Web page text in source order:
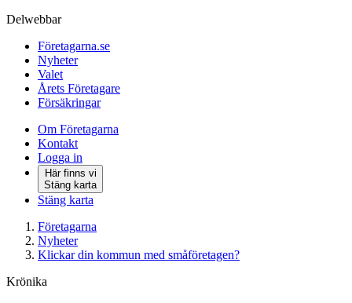
Delwebbar
Företagarna.se
Nyheter
Valet
Årets Företagare
Försäkringar
Om Företagarna
Kontakt
Logga in
Här finns vi
Stäng karta
Stäng karta
Företagarna
Nyheter
Klickar din kommun med småföretagen?
Krönika